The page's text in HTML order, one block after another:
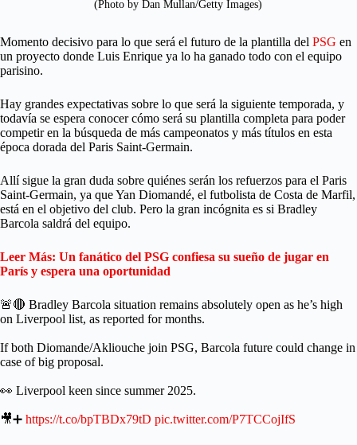
(Photo by Dan Mullan/Getty Images)
Momento decisivo para lo que será el futuro de la plantilla del PSG en
un proyecto donde Luis Enrique ya lo ha ganado todo con el equipo
parisino.
Hay grandes expectativas sobre lo que será la siguiente temporada, y
todavía se espera conocer cómo será su plantilla completa para poder
competir en la búsqueda de más campeonatos y más títulos en esta
época dorada del Paris Saint-Germain.
Allí sigue la gran duda sobre quiénes serán los refuerzos para el Paris
Saint-Germain, ya que Yan Diomandé, el futbolista de Costa de Marfil,
está en el objetivo del club. Pero la gran incógnita es si Bradley
Barcola saldrá del equipo.
Leer Más: Un fanático del PSG confiesa su sueño de jugar en
París y espera una oportunidad
🚨🔴 Bradley Barcola situation remains absolutely open as he’s high
on Liverpool list, as reported for months.
If both Diomande/Akliouche join PSG, Barcola future could change in
case of big proposal.
👀 Liverpool keen since summer 2025.
🎥➕ https://t.co/bpTBDx79tD pic.twitter.com/P7TCCojIfS